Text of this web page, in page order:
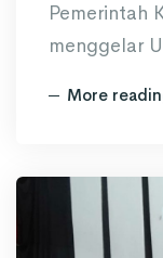
Pemerintah
menggelar
More